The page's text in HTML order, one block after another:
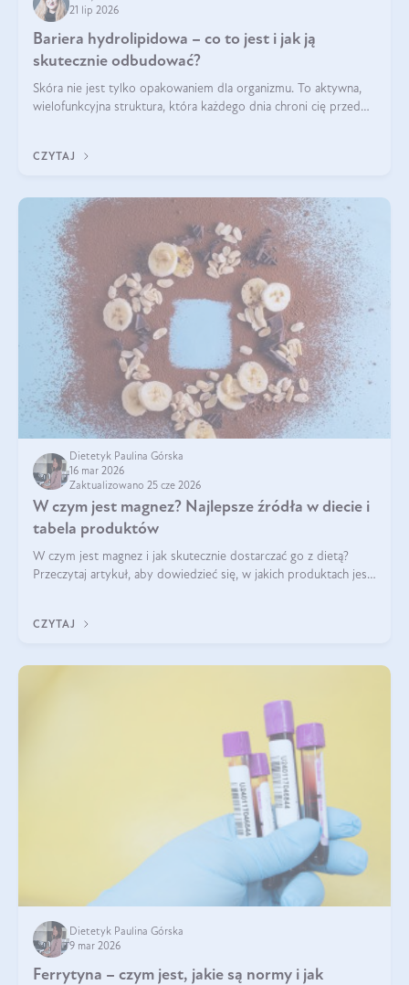
21 lip 2026
Bariera hydrolipidowa – co to jest i jak ją
skutecznie odbudować?
Skóra nie jest tylko opakowaniem dla organizmu. To aktywna,
wielofunkcyjna struktura, która każdego dnia chroni cię przed
bariera hydrolipidowa.
CZYTAJ
Dietetyk Paulina Górska
16 mar 2026
Zaktualizowano 25 cze 2026
W czym jest magnez? Najlepsze źródła w diecie i
tabela produktów
W czym jest magnez i jak skutecznie dostarczać go z dietą?
Przeczytaj artykuł, aby dowiedzieć się, w jakich produktach jest
CZYTAJ
Dietetyk Paulina Górska
9 mar 2026
Ferrytyna – czym jest, jakie są normy i jak